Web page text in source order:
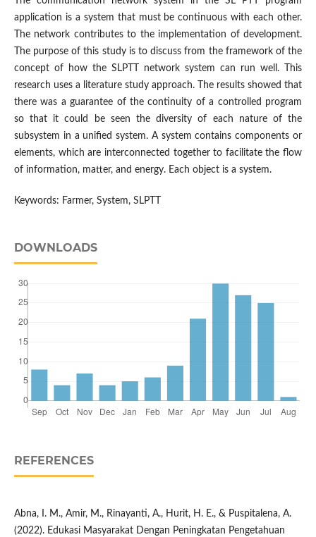
application is a system that must be continuous with each other.
The network contributes to the implementation of development.
The purpose of this study is to discuss from the framework of the
concept of how the SLPTT network system can run well. This
research uses a literature study approach. The results showed that
there was a guarantee of the continuity of a controlled program
so that it could be seen the diversity of each nature of the
subsystem in a unified system. A system contains components or
elements, which are interconnected together to facilitate the flow
of information, matter, and energy. Each object is a system.
Keywords: Farmer, System, SLPTT
DOWNLOADS
REFERENCES
Abna, I. M., Amir, M., Rinayanti, A., Hurit, H. E., & Puspitalena, A.
(2022). Edukasi Masyarakat Dengan Peningkatan Pengetahuan